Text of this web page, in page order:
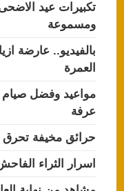
تكبيرات عيد
ومسموعة
بالفيديو.. عارضة
العمرة
مواعيد وفضل صيام
عرفة
حرائق مخيفة تحرق
اسرار الثراء